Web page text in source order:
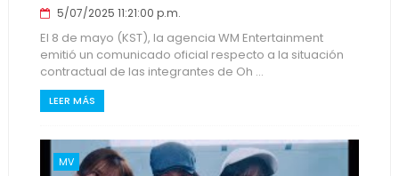
5/07/2025 11:21:00 p.m.
El 8 de mayo (KST), la agencia WM Entertainment
emitió un comunicado oficial respecto a la situación
contractual de las integrantes de Oh ...
LEER MÁS
MV